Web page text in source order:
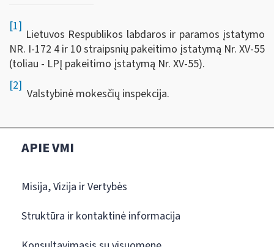
[1]
Lietuvos Respublikos labdaros ir paramos įstatymo
NR. I-172 4 ir 10 straipsnių pakeitimo įstatymą Nr. XV-55
(toliau - LPĮ pakeitimo įstatymą Nr. XV-55).
[2]
Valstybinė mokesčių inspekcija.
APIE VMI
Misija, Vizija ir Vertybės
Struktūra ir kontaktinė informacija